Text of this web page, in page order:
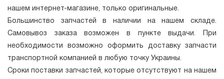
нашем интернет-магазине, только оригинальные.
Большинство запчастей в наличии на нашем складе.
Самовывоз заказа возможен в пункте выдачи. При
необходимости возможно оформить доставку запчасти
транспортной компанией в любую точку Украины.
Сроки поставки запчастей, которые отсутствуют на нашем